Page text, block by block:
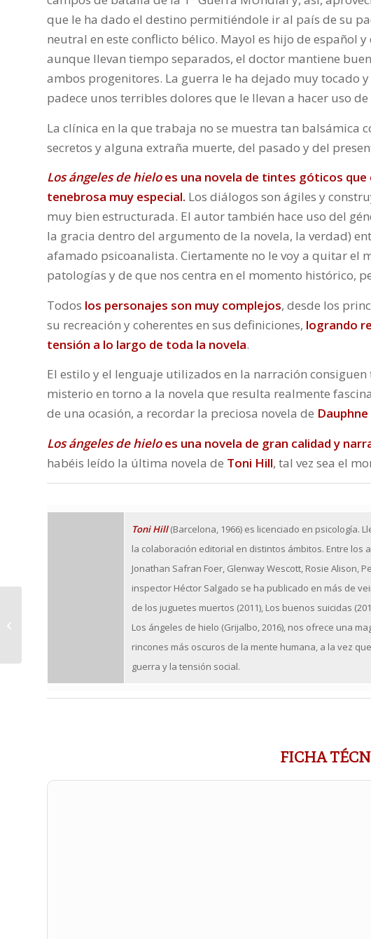
que le ha dado el destino permitiéndole ir al país de su
neutral en este conflicto bélico. Mayol es hijo de español y
aunque llevan tiempo separados, el doctor mantiene
ambos progenitores. La guerra le ha dejado muy tocado y
padece unos terribles dolores que le llevan a hacer uso
La clínica en la que trabaja no se muestra tan balsámica
secretos y alguna extraña muerte, del pasado y del
Los ángeles de hielo es una novela de tintes góticos
tenebrosa muy especial. Los diálogos son ágiles y
muy bien estructurada. El autor también hace uso del
la gracia dentro del argumento de la novela, la verdad)
afamado psicoanalista. Ciertamente no le voy a quitar el
patologías y de que nos centra en el momento histórico,
Todos los personajes son muy complejos, desde los
su recreación y coherentes en sus definiciones, logrando
tensión a lo largo de toda la novela.
El estilo y el lenguaje utilizados en la narración
misterio en torno a la novela que resulta realmente
de una ocasión, a recordar la preciosa novela de
Los ángeles de hielo es una novela de gran calidad y
habéis leído la última novela de Toni Hill, tal vez sea el
Toni Hill(Barcelona, 1966) es licenciado en psicología.
la colaboración editorial en distintos ámbitos. Entre
Jonathan Safran Foer, Glenway Wescott, Rosie Alison,
inspector Héctor Salgado se ha publicado en más de
de los juguetes muertos (2011), Los buenos suicidas
Los ángeles de hielo (Grijalbo, 2016), nos ofrece una
rincones más oscuros de la mente humana, a la vez
guerra y la tensión social.
FICHA